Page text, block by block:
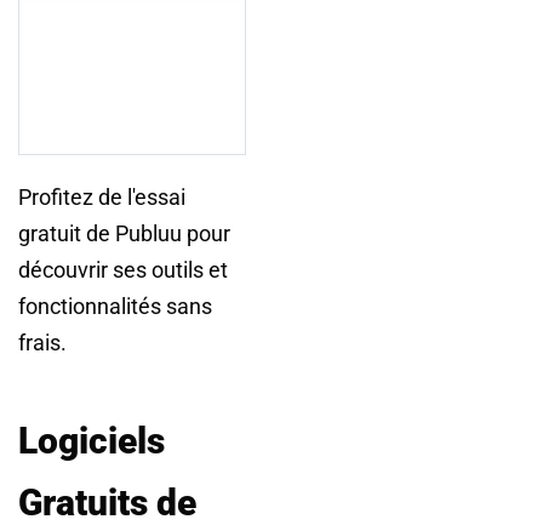
Profitez de l'essai
gratuit de Publuu pour
découvrir ses outils et
fonctionnalités sans
frais.
Logiciels
Gratuits de